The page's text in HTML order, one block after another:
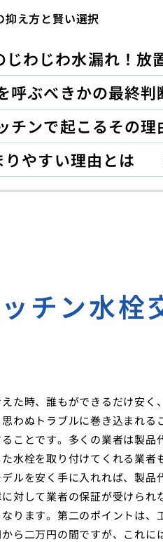
え方と賢い選択
じわじわ水漏れ！放
呼ぶべきかの最終判
チンで起こるその理
やすい理由とは
チン水栓
た時、誰もができるだけ安
わぬトラブルに巻き込まれ
ことです。多くの業者は製
水栓を取り付けてくれる業
ルを安く手に入れれば、製
対して業者の保証が受けら
ります。第二のポイントは
ら二万円の間ですが、これ